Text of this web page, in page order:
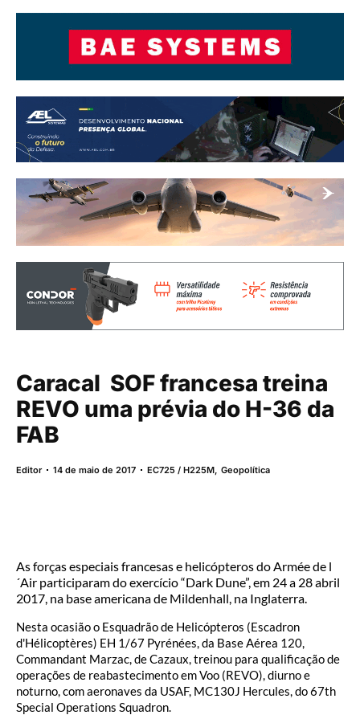
Caracal  SOF francesa treina
REVO uma prévia do H-36 da
FAB
Editor 14 de maio de 2017 EC725 / H225M,Geopolítica
As forças especiais francesas e helicópteros do Armée de l
´Air participaram do exercício “Dark Dune”, em 24 a 28 abril
2017, na base americana de Mildenhall, na Inglaterra.
Nesta ocasião o Esquadrão de Helicópteros (Escadron
d'Hélicoptères) EH 1/67 Pyrénées, da Base Aérea 120,
Commandant Marzac, de Cazaux, treinou para qualificação de
operações de reabastecimento em Voo (REVO), diurno e
noturno, com aeronaves da USAF, MC130J Hercules, do 67th
Special Operations Squadron.